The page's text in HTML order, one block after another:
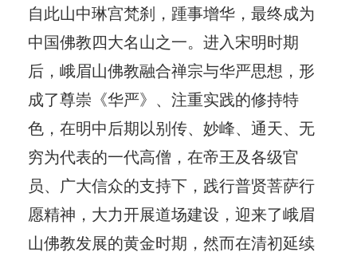
自此山中琳宫梵刹，踵事增华，最终成为
中国佛教四大名山之一。进入宋明时期
后，峨眉山佛教融合禅宗与华严思想，形
成了尊崇《华严》、注重实践的修持特
色，在明中后期以别传、妙峰、通天、无
穷为代表的一代高僧，在帝王及各级官
员、广大信众的支持下，践行普贤菩萨行
愿精神，大力开展道场建设，迎来了峨眉
山佛教发展的黄金时期，然而在清初延续